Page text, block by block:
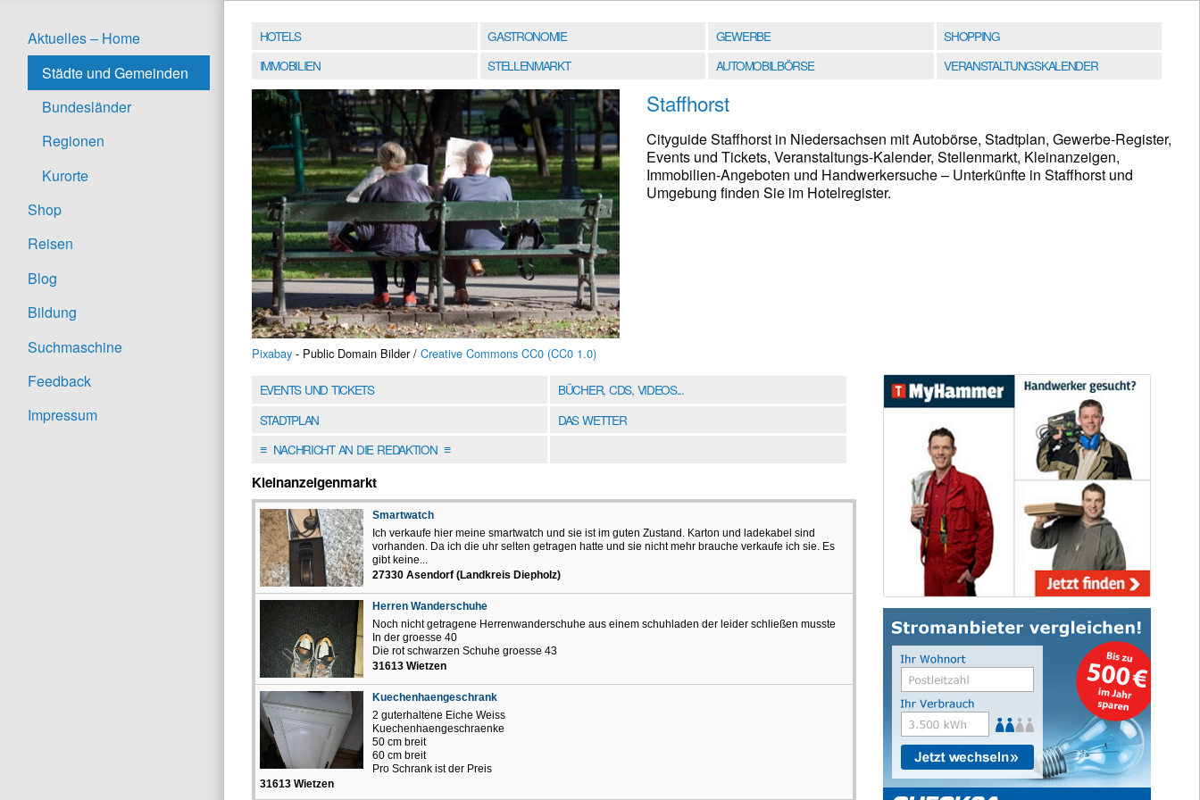
Aktuelles – Home
Städte und Gemeinden
Bundesländer
Regionen
Kurorte
Shop
Reisen
Blog
Bildung
Suchmaschine
Feedback
Impressum
HOTELS GASTRONOMIE GEWERBE
SHOPPING
IMMOBILIEN
STELLENMARKT AUTOMOBILBÖRSE VERANSTALTUNGSKALENDER
Pixabay - Public Domain Bilder / Creative Commons CC0 (CC0 1.0)
Staffhorst
Cityguide Staffhorst in Niedersachsen mit Autobörse, Stadtplan, Gewerbe-Register,
Events und Tickets, Veranstaltungs-Kalender, Stellenmarkt, Kleinanzeigen,
Immobilien-Angeboten und Handwerkersuche – Unterkünfte in Staffhorst und
Umgebung finden Sie im Hotelregister.
EVENTS UND TICKETS
BÜCHER, CDS, VIDEOS...
STADTPLAN
DAS WETTER
≡NACHRICHT AN DIE REDAKTION≡
Kleinanzeigenmarkt
Smartwatch
Ich verkaufe hier meine smartwatch und sie ist im guten Zustand. Karton und ladekabel sind
vorhanden. Da ich die uhr selten getragen hatte und sie nicht mehr brauche verkaufe ich sie. Es
gibt keine...
27330 Asendorf (Landkreis Diepholz)
Herren Wanderschuhe
Noch nicht getragene Herrenwanderschuhe aus einem schuhladen der leider schließen musste
In der groesse 40
Die rot schwarzen Schuhe groesse 43
31613 Wietzen
Kuechenhaengeschrank
2 guterhaltene Eiche Weiss
Kuechenhaengeschraenke
50 cm breit
60 cm breit
Pro Schrank ist der Preis
31613 Wietzen